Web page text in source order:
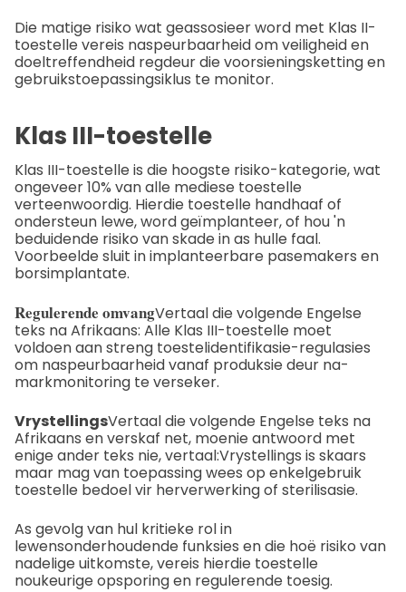
Die matige risiko wat geassosieer word met Klas II-
toestelle vereis naspeurbaarheid om veiligheid en
doeltreffendheid regdeur die voorsieningsketting en
gebruikstoepassingsiklus te monitor.
Klas III-toestelle
Klas III-toestelle is die hoogste risiko-kategorie, wat
ongeveer 10% van alle mediese toestelle
verteenwoordig. Hierdie toestelle handhaaf of
ondersteun lewe, word geïmplanteer, of hou 'n
beduidende risiko van skade in as hulle faal.
Voorbeelde sluit in implanteerbare pasemakers en
borsimplantate.
Regulerende omvangVertaal die volgende Engelse
teks na Afrikaans: Alle Klas III-toestelle moet
voldoen aan streng toestelidentifikasie-regulasies
om naspeurbaarheid vanaf produksie deur na-
markmonitoring te verseker.
VrystellingsVertaal die volgende Engelse teks na
Afrikaans en verskaf net, moenie antwoord met
enige ander teks nie, vertaal:Vrystellings is skaars
maar mag van toepassing wees op enkelgebruik
toestelle bedoel vir herverwerking of sterilisasie.
As gevolg van hul kritieke rol in
lewensonderhoudende funksies en die hoë risiko van
nadelige uitkomste, vereis hierdie toestelle
noukeurige opsporing en regulerende toesig.